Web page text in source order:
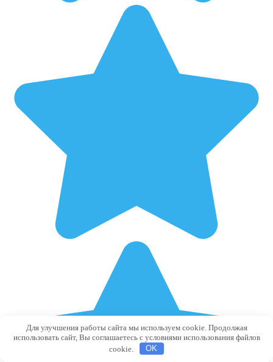
Для улучшения работы сайта мы используем cookie. Продолжая
использовать сайт, Вы соглашаетесь с условиями использования файлов
cookie.
OK